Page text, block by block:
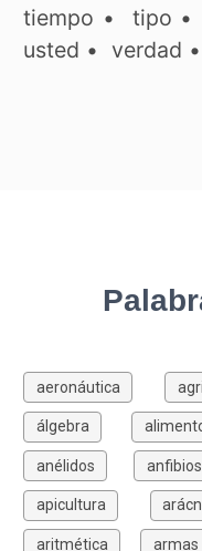
tiempo • tipo
usted • verdad •
aeronáutica
álgebra
anélidos anfibios
apicultura
aritmética armas